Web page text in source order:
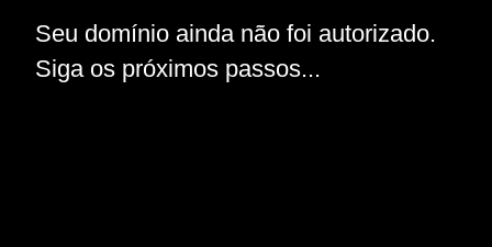
Seu domínio ainda não foi autorizado.
Siga os próximos passos...